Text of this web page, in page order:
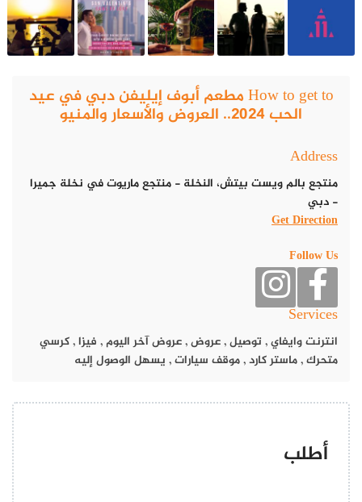
وينتظر العشاق يوم غد ليحتفلون بهذه المناسبة بطريقة مميزة ولافتة،
مليئة بالدومانسية مع شركائهم وأزواجهم، أو حتى الأشخاص الذين
مطعم أبوف إيليفن في عرض عيد الحب
2024
How to get to مطعم أبوف إيليفن دبي في عيد
الحب 2024.. العروض والأسعار والمنيو
Address
منتجع بالم ويست بيتش، النخلة - منتجع ماريوت في نخلة جميرا
- دبي
Get Direction
Follow Us
Services
انترنت وايفاي, توصيل,عروض,عروض آخر اليوم, فيزا,كرسي
متحرك,ماستر كارد,موقف سيارات, يسهل الوصول إليه
أطلب